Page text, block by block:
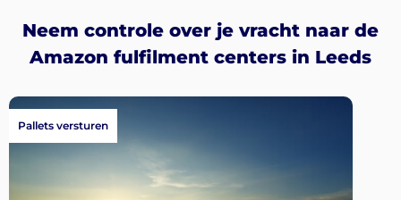
Neem controle over je vracht naar de
Amazon fulfilment centers in Leeds
Pallets versturen